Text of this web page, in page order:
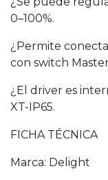
0–100%.
¿Permite
con switch
¿El driver es
XT-IP65.
FICHA TÉCNICA
Marca: Delight